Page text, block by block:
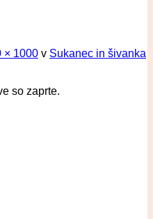
× 1000 v Sukanec in šivanka
so zaprte.